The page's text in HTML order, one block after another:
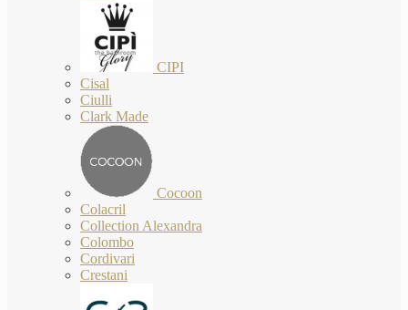
CIPI
Cisal
Ciulli
Clark Made
Cocoon
Colacril
Collection Alexandra
Colombo
Cordivari
Crestani